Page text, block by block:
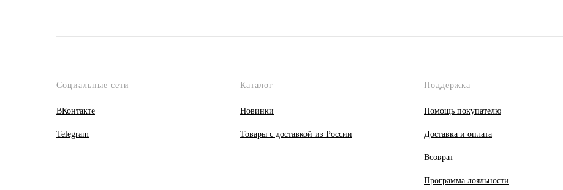
Социальные сети
ВКонтакте
Telegram
Каталог
Новинки
Товары с доставкой из России
Поддержка
Помощь покупателю
Доставка и оплата
Возврат
Программа лояльности